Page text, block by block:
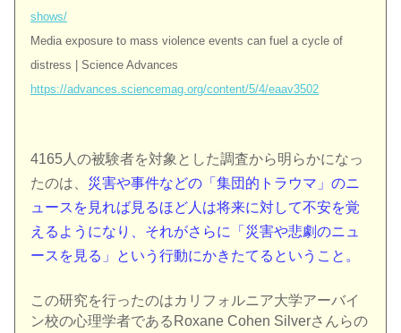
shows/
Media exposure to mass violence events can fuel a cycle of
distress | Science Advances
https://advances.sciencemag.org/content/5/4/eaav3502
4165人の被験者を対象とした調査から明らかになっ
たのは、 災害や事件などの「集団的トラウマ」のニ
ュースを見れば見るほど人は将来に対して不安を覚
えるようになり、それがさらに「災害や悲劇のニュ
ースを見る」という行動にかきたてるということ。
この研究を行ったのはカリフォルニア大学アーバイ
ン校の心理学者であるRoxane Cohen Silverさんらの